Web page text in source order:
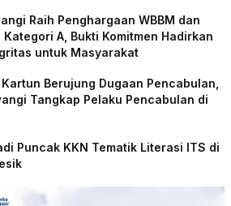
Raih Penghargaan WBBM dan
Kategori A, Bukti Komitmen Hadirkan
untuk Masyarakat
Berujung Dugaan Pencabulan,
Tangkap Pelaku Pencabulan di
Puncak KKN Tematik Literasi ITS di